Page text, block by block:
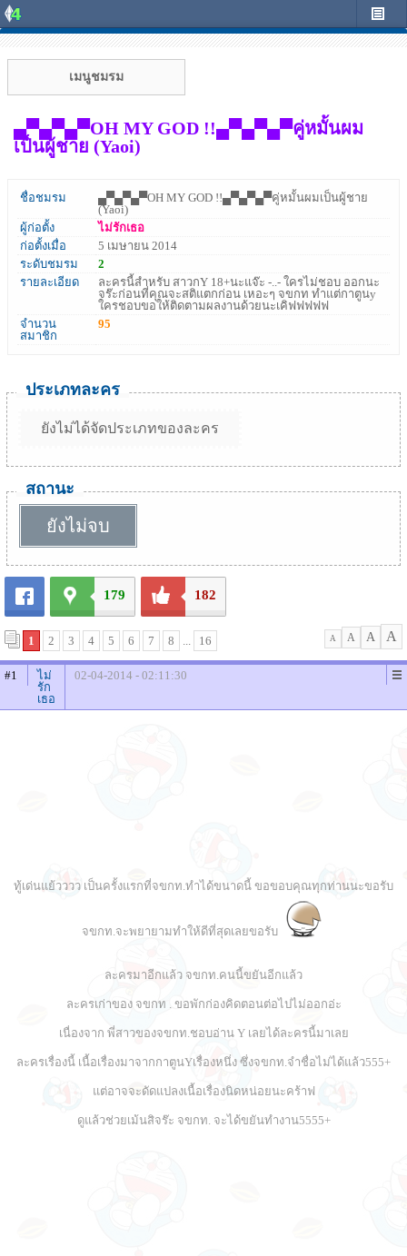
เมนูชมรม
▄▀▄▀▄▀OH MY GOD !!▄▀▄▀▄▀คู่หมั้นผม
เป็นผู้ชาย (Yaoi)
ชื่อชมรม
▄▀▄▀▄▀OH MY GOD !!▄▀▄▀▄▀คู่หมั้นผมเป็นผู้ชาย
(Yaoi)
ผู้ก่อตั้ง
ไม่รักเธอ
ก่อตั้งเมื่อ
5 เมษายน 2014
ระดับชมรม
2
รายละเอียด
ละครนี้สำหรับ สาวกY 18+นะแจ๊ะ -..- ใครไม่ชอบ ออกนะ
จร๊ะก่อนที่คุณจะสติแตกก่อน เหอะๆ จขกท ทำแต่กาตูนy
ใครชอบขอให้ติดตามผลงานด้วยนะเคิฟฟฟฟฟ
จำนวน
สมาชิก
95
ประเภทละคร
ยังไม่ได้จัดประเภทของละคร
สถานะ
ยังไม่จบ
179 182
1 2 3 4 5 6 7 8 ... 16 A A A A
#1
ไม่
รัก
เธอ
02-04-2014 - 02:11:30
ทู้เด่นแย้วววว เป็นครั้งแรกที่จขกท.ทำได้ขนาดนี้ ขอขอบคุณทุกท่านนะขอรับ
จขกท.จะพยายามทำให้ดีที่สุดเลยขอรับ
ละครมาอีกแล้ว จขกท.คนนี้ขยันอีกแล้ว
ละครเก่าของ จขกท . ขอพักก่องคิดตอนต่อไปไม่ออกอ่ะ
เนื่องจาก พี่สาวของจขกท.ชอบอ่าน Y เลยได้ละครนี้มาเลย
ละครเรื่องนี้ เนื้อเรื่องมาจากกาตูนYเรื่องหนึ่ง ซึ่งจขกท.จำชื่อไม่ได้แล้ว555+
แต่อาจจะดัดแปลงเนื้อเรื่องนิดหน่อยนะคร้าฟ
ดูแล้วช่วยเม้นสิจร๊ะ จขกท. จะได้ขยันทำงาน5555+